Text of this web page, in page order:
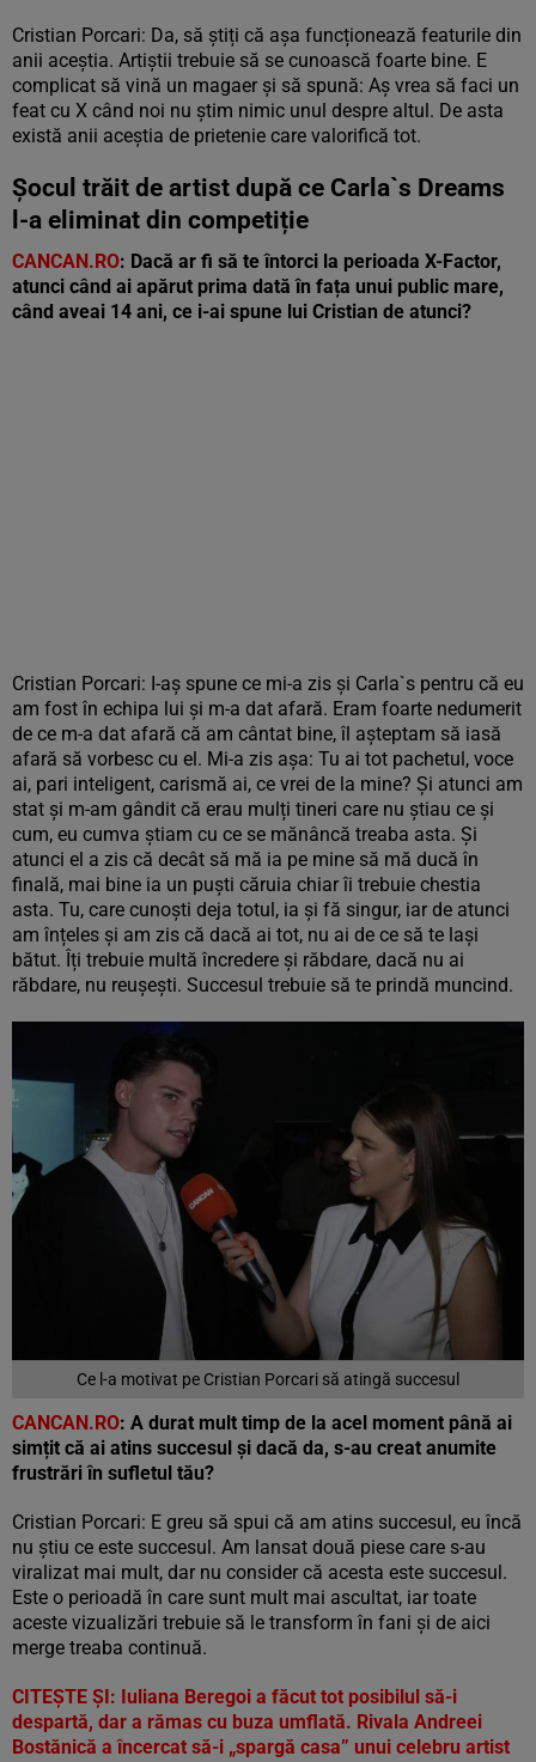
Cristian Porcari: Da, să știți că așa funcționează featurile din
anii aceștia. Artiștii trebuie să se cunoască foarte bine. E
complicat să vină un magaer și să spună: Aș vrea să faci un
feat cu X când noi nu știm nimic unul despre altul. De asta
există anii aceștia de prietenie care valorifică tot.
Șocul trăit de artist după ce Carla`s Dreams
l-a eliminat din competiție
CANCAN.RO: Dacă ar fi să te întorci la perioada X-Factor,
atunci când ai apărut prima dată în fața unui public mare,
când aveai 14 ani, ce i-ai spune lui Cristian de atunci?
Cristian Porcari: I-aș spune ce mi-a zis și Carla`s pentru că eu
am fost în echipa lui și m-a dat afară. Eram foarte nedumerit
de ce m-a dat afară că am cântat bine, îl așteptam să iasă
afară să vorbesc cu el. Mi-a zis așa: Tu ai tot pachetul, voce
ai, pari inteligent, carismă ai, ce vrei de la mine? Și atunci am
stat și m-am gândit că erau mulți tineri care nu știau ce și
cum, eu cumva știam cu ce se mănâncă treaba asta. Și
atunci el a zis că decât să mă ia pe mine să mă ducă în
finală, mai bine ia un puști căruia chiar îi trebuie chestia
asta. Tu, care cunoști deja totul, ia și fă singur, iar de atunci
am înțeles și am zis că dacă ai tot, nu ai de ce să te lași
bătut. Îți trebuie multă încredere și răbdare, dacă nu ai
răbdare, nu reușești. Succesul trebuie să te prindă muncind.
Ce l-a motivat pe Cristian Porcari să atingă succesul
CANCAN.RO: A durat mult timp de la acel moment până ai
simțit că ai atins succesul și dacă da, s-au creat anumite
frustrări în sufletul tău?
Cristian Porcari: E greu să spui că am atins succesul, eu încă
nu știu ce este succesul. Am lansat două piese care s-au
viralizat mai mult, dar nu consider că acesta este succesul.
Este o perioadă în care sunt mult mai ascultat, iar toate
aceste vizualizări trebuie să le transform în fani și de aici
merge treaba continuă.
CITEȘTE ȘI: Iuliana Beregoi a făcut tot posibilul să-i
despartă, dar a rămas cu buza umflată. Rivala Andreei
Bostănică a încercat să-i „spargă casa” unui celebru artist